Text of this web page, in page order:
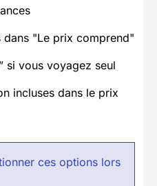
"Le prix comprend"
si vous voyagez seul
incluses dans le prix
ces options lors